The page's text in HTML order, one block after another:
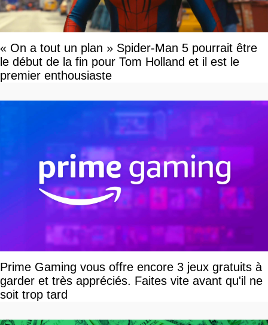
« On a tout un plan » Spider-Man 5 pourrait être
le début de la fin pour Tom Holland et il est le
premier enthousiaste
Prime Gaming vous offre encore 3 jeux gratuits à
garder et très appréciés. Faites vite avant qu'il ne
soit trop tard